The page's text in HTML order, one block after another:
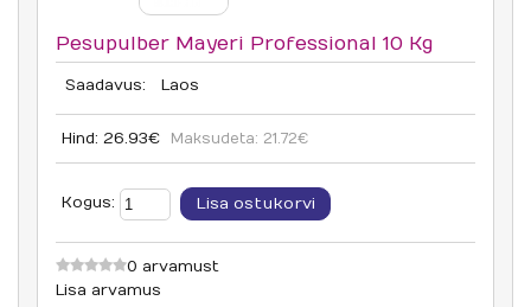
Pesupulber Mayeri Professional 10 Kg
Saadavus: Laos
Hind: 26.93€ Maksudeta: 21.72€
Kogus:
0 arvamust
Lisa arvamus